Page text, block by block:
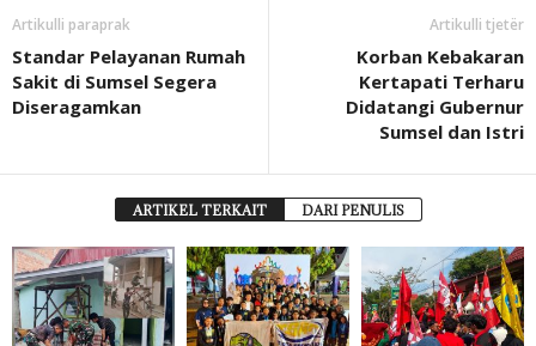
Artikulli paraprak
Standar Pelayanan Rumah
Sakit di Sumsel Segera
Diseragamkan
Artikulli tjetër
Korban Kebakaran
Kertapati Terharu
Didatangi Gubernur
Sumsel dan Istri
ARTIKEL TERKAIT DARI PENULIS